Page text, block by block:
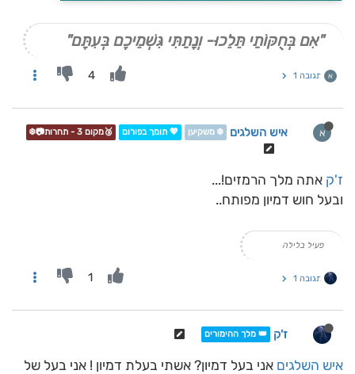
"אִם בְּחֻקּוֹתַי תֵּלֵכוּ- וְנָתַתִּי גִּשְׁמֵיכֶם בְּעִתָּם"
א תגובה 1 4
א איש השלגים ❄️ משקיען 💖 תומך בפורום 🥉מקום 3 - תחרות📷❄️
ז'ק אתה מלך הרמזים!...
ובעל חוש דמיון מפותח..
פעיל בלילה
תגובה 1 1
ז'ק 👑 מלך ההימורים
איש השלגים אני בעל דמיון? אשתי בעלת דמיון ! אני בעל של